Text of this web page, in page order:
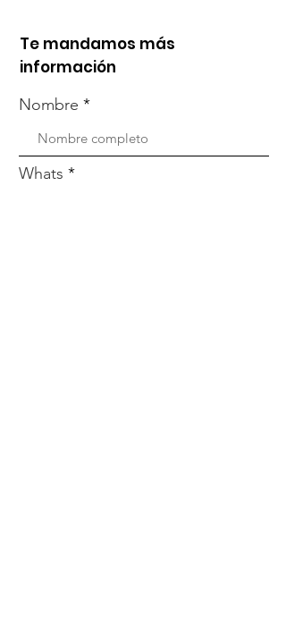
Te mandamos más
información
Nombre
Whats